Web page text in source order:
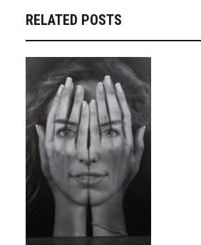
RELATED POSTS